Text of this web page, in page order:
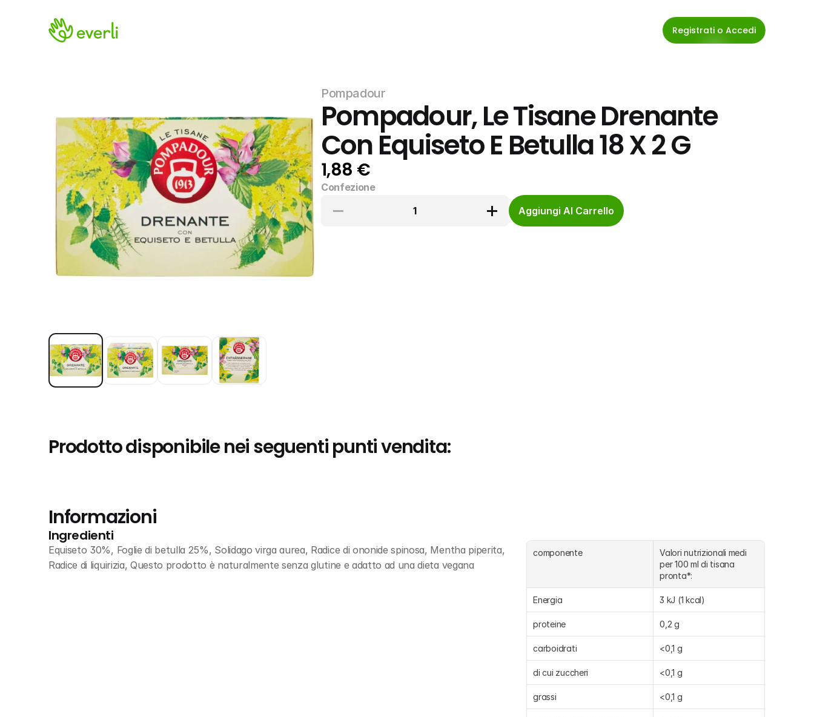
Registrati o Accedi
Pompadour
Pompadour, Le Tisane Drenante
Con Equiseto E Betulla 18 X 2 G
1,88 €
Confezione
1
Aggiungi Al Carrello
Prodotto disponibile nei seguenti punti vendita:
Informazioni
Ingredienti
Equiseto 30%, Foglie di betulla 25%, Solidago virga aurea, Radice di ononide spinosa, Mentha piperita,
Radice di liquirizia, Questo prodotto è naturalmente senza glutine e adatto ad una dieta vegana
componente
Valori nutrizionali medi
per 100 ml di tisana
pronta*:
Energia 3 kJ (1 kcal)
proteine 0,2 g
carboidrati <0,1 g
di cui zuccheri <0,1 g
grassi <0,1 g